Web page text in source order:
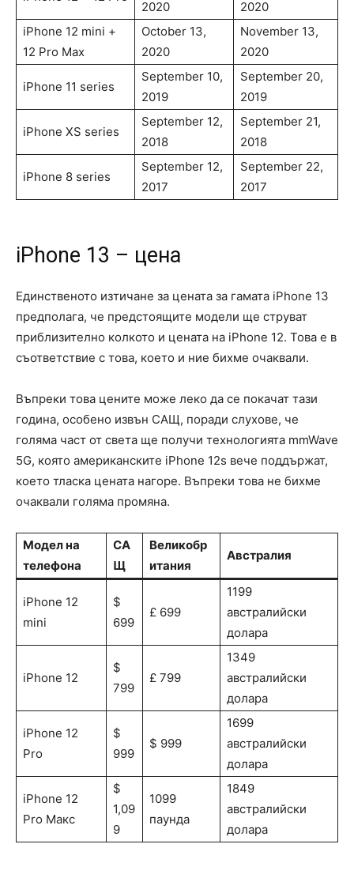
2020
2020
iPhone 12 mini +
12 Pro Max
October 13,
2020
November 13,
2020
iPhone 11 series
September 10,
2019
September 20,
2019
iPhone XS series
September 12,
2018
September 21,
2018
iPhone 8 series
September 12,
2017
September 22,
2017
iPhone 13 – цена
Единственото изтичане за цената за гамата iPhone 13
предполага, че предстоящите модели ще струват
приблизително колкото и цената на iPhone 12. Това е в
съответствие с това, което и ние бихме очаквали.
Въпреки това цените може леко да се покачат тази
година, особено извън САЩ, поради слухове, че
голяма част от света ще получи технологията mmWave
5G, която американските iPhone 12s вече поддържат,
което тласка цената нагоре. Въпреки това не бихме
очаквали голяма промяна.
Модел на
телефона
СА
Щ
Великобр
итания
Австралия
iPhone 12
mini
$
699
£ 699
1199
австралийски
долара
iPhone 12
$
799
£ 799
1349
австралийски
долара
iPhone 12
Pro
$
999
$ 999
1699
австралийски
долара
iPhone 12
Pro Макс
$
1,09
9
1099
паунда
1849
австралийски
долара